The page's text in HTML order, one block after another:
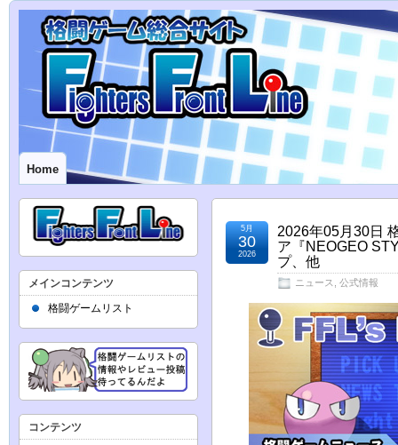
Home
2026年05月30日
ア『NEOGEO
プ、他
ニュース 公式情報
5月
30
2026
メインコンテンツ
格闘ゲームリスト
コンテンツ